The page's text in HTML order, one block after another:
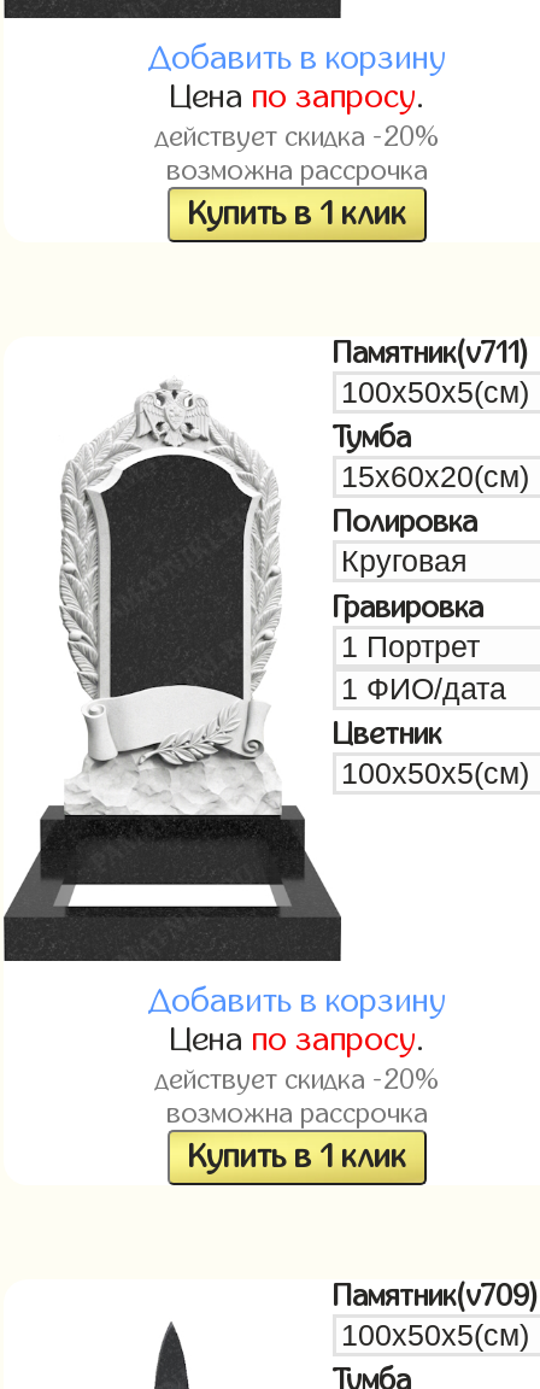
Добавить в корзину
Цена по запросу.
действует скидка -20%
возможна рассрочка
Купить в 1 клик
Памятник(v711)
Тумба
Полировка
Гравировка
Цветник
Добавить в корзину
Цена по запросу.
действует скидка -20%
возможна рассрочка
Купить в 1 клик
Памятник(v709)
Тумба